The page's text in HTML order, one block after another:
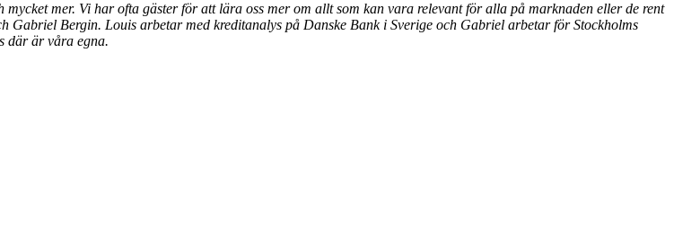
mer. Vi har ofta gäster för att lära oss mer om allt som kan vara relevant för alla på marknaden eller de rent
Gabriel Bergin. Louis arbetar med kreditanalys på Danske Bank i Sverige och Gabriel arbetar för Stockholms
där är våra egna.